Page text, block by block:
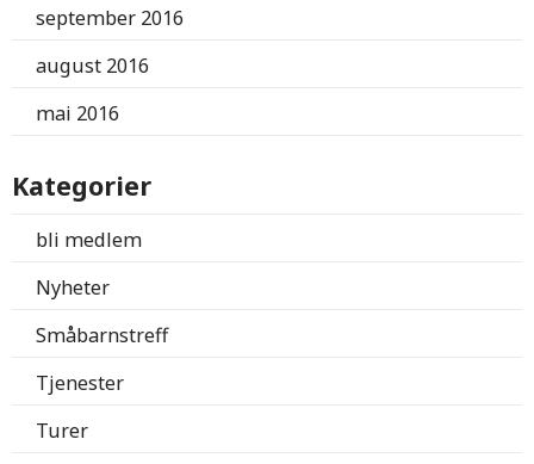
september 2016
august 2016
mai 2016
Kategorier
bli medlem
Nyheter
Småbarnstreff
Tjenester
Turer